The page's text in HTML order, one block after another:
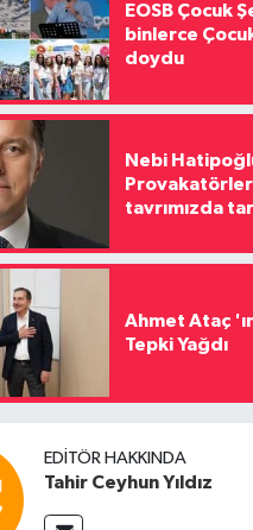
EOSB Çocuk
binlerce
doydu
Nebi
tavrımızda
Ahmet Ataç
Tepki Yağdı
EDITÖR HAKKINDA
Tahir Ceyhun Yıldız